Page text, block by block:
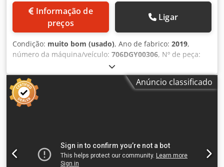
preços
Ligar
Condição: muito bom (usado), Ano de fabrico: 2019,
número da máquina/veículo: 706DGY00306, Nº de peça:
950 024 014-02 Contador: 220.000 folhas Equipamento /
informações adicionais: Formato do meio: máx. 330 x 788
mm // mín. 210 x 210 mm Altura da pilha de mídia: 500
mm Produtividade: A4: 18.000 folhas/hora (100 g/m²)
Gramatura do papel: máx. 400 g/m² / mín. 60 g/m²
A4, o alimentador BDT VX370 garante uma produção
eficiente de diversos impressos. Além disso, o alimentador
Anúncio classificado